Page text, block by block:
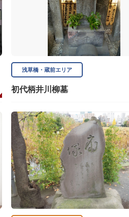
浅草橋・蔵前エリア
初代柄井川柳墓